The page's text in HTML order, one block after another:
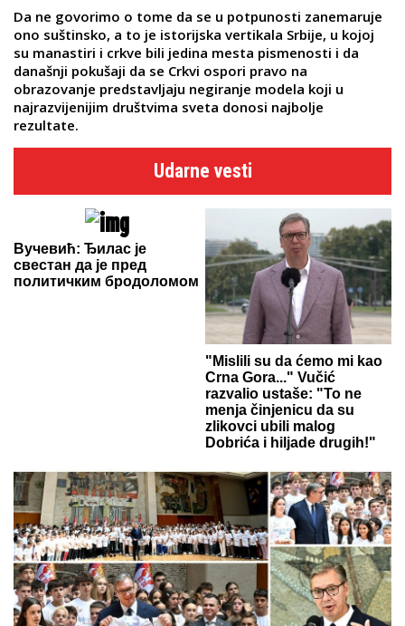
Da ne govorimo o tome da se u potpunosti zanemaruje
ono suštinsko, a to je istorijska vertikala Srbije, u kojoj
su manastiri i crkve bili jedina mesta pismenosti i da
današnji pokušaji da se Crkvi ospori pravo na
obrazovanje predstavljaju negiranje modela koji u
najrazvijenijim društvima sveta donosi najbolje
rezultate.
Udarne vesti
Вучевић: Ђилас је
свестан да је пред
политичким бродоломом
"Mislili su da ćemo mi kao
Crna Gora..." Vučić
razvalio ustaše: "To ne
menja činjenicu da su
zlikovci ubili malog
Dobrića i hiljade drugih!"